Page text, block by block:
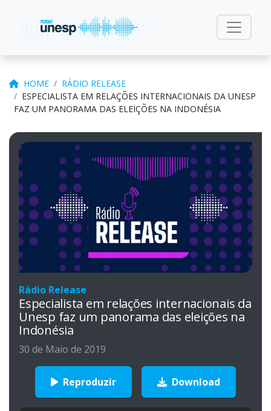
HOME
RÁDIO RELEASE
ESPECIALISTA EM RELAÇÕES INTERNACIONAIS DA UNESP
FAZ UM PANORAMA DAS ELEIÇÕES NA INDONÉSIA
Rádio Release
Especialista em relações internacionais da
Unesp faz um panorama das eleições na
Indonésia
30 de Maio de 2019
Reproduzir Download